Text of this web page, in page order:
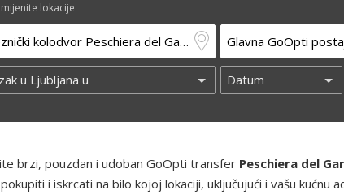
lokacije
brzi, pouzdan i udoban GoOpti transfer Peschiera del
i iskrcati na bilo kojoj lokaciji, uključujući i vašu